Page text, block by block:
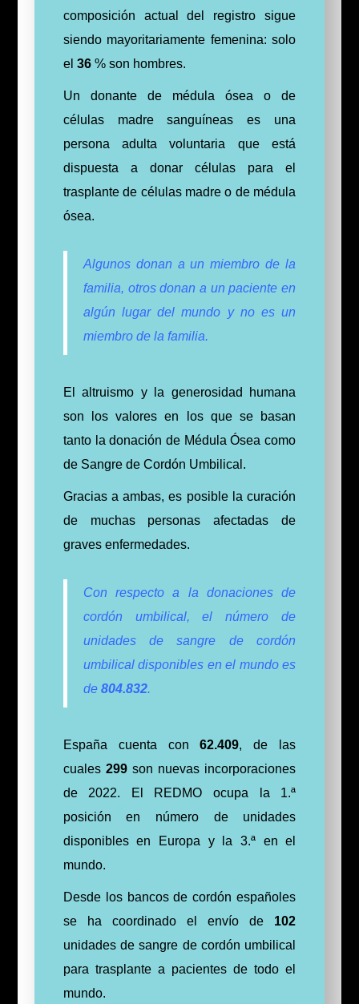
composición actual del registro sigue
siendo mayoritariamente femenina: solo
el 36% son hombres.
Un donante de médula ósea o de
células madre sanguíneas es una
persona adulta voluntaria que está
dispuesta a donar células para el
trasplante de células madre o de médula
ósea.
Algunos donan a un miembro de la
familia, otros donan a un paciente en
algún lugar del mundo y no es un
miembro de la familia.
El altruismo y la generosidad humana
son los valores en los que se basan
tanto la donación de Médula Ósea como
de Sangre de Cordón Umbilical.
Gracias a ambas, es posible la curación
de muchas personas afectadas de
graves enfermedades.
Con respecto a la donaciones de
cordón umbilical, el número de
unidades de sangre de cordón
umbilical disponibles en el mundo es
de804.832.
España cuenta con 62.409, de las
cuales 299son nuevas incorporaciones
de 2022. El REDMO ocupa la 1.ª
posición en número de unidades
disponibles en Europa y la 3.ª en el
mundo.
Desde los bancos de cordón españoles
se ha coordinado el envío de 102
unidades de sangre de cordón umbilical
para trasplante a pacientes de todo el
mundo.